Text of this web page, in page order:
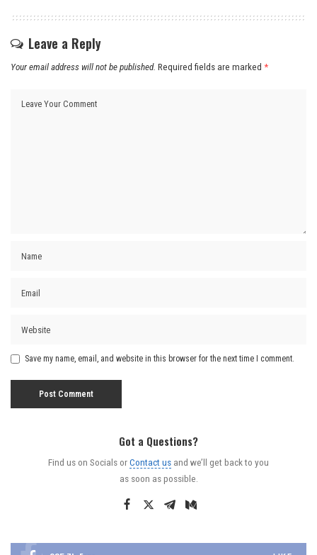
Leave a Reply
Your email address will not be published. Required fields are marked *
Save my name, email, and website in this browser for the next time I comment.
Got a Questions?
Find us on Socials orContact us and we’ll get back to you
as soon as possible.